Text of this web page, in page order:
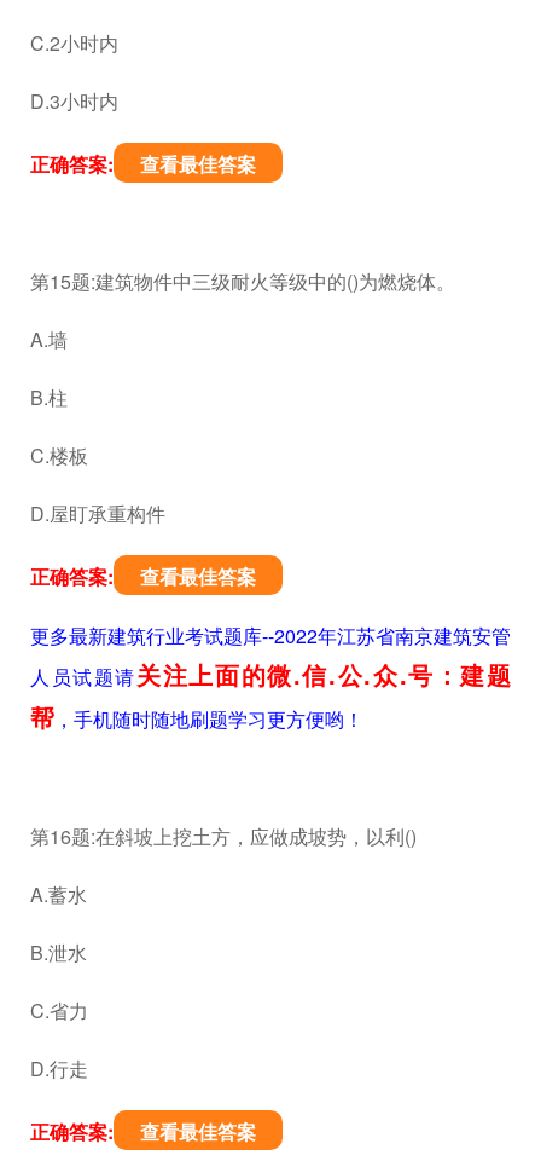
C.2小时内
D.3小时内
正确答案: 查看最佳答案
第15题:建筑物件中三级耐火等级中的()为燃烧体。
A.墙
B.柱
C.楼板
D.屋盯承重构件
正确答案: 查看最佳答案
更多最新建筑行业考试题库--2022年江苏省南京建筑安管
人员试题请关注上面的微.信.公.众.号：建题
帮 ，手机随时随地刷题学习更方便哟！
第16题:在斜坡上挖土方，应做成坡势，以利()
A.蓄水
B.泄水
C.省力
D.行走
正确答案: 查看最佳答案